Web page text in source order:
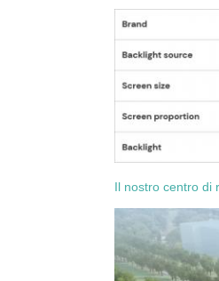
Il nostro centro di